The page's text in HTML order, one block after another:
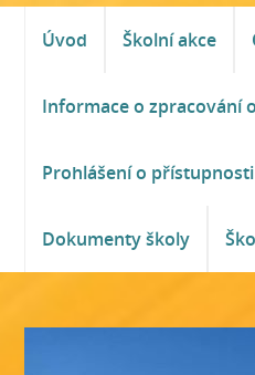
Úvod Školní akce
Informace o zpracování
Prohlášení o
Dokumenty školy